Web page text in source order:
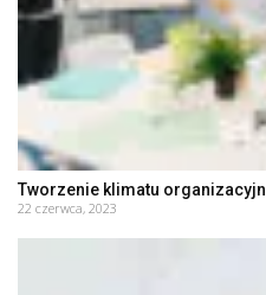
Tworzenie klimatu
22 czerwca, 2023